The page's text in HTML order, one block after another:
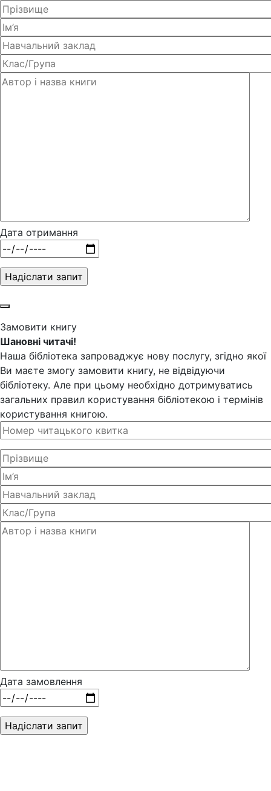
Дата отримання
Замовити книгу
Шановні читачі!
Наша бібліотека запроваджує нову послугу, згідно якої
Ви маєте змогу замовити книгу, не відвідуючи
бібліотеку. Але при цьому необхідно дотримуватись
загальних правил користування бібліотекою і термінів
користування книгою.
Дата замовлення